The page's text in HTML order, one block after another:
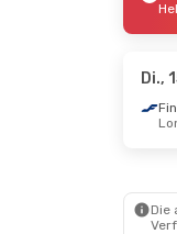
1
- Sa.,
Di.,
Die